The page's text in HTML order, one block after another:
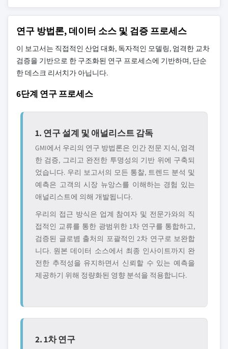
연구 방법론, 데이터 소스 및 검증 프로세스
이 보고서는 직접적인 산업 대화, 독자적인 모델링, 엄격한 교차
검증을 기반으로 한 구조화된 연구 프로세스에 기반하며, 단순
한 데스크 리서치가 아닙니다.
6단계 연구 프로세스
1. 연구 설계 및 애널리스트 감독
GMI에서 우리의 연구 방법론은 인간 전문 지식, 엄격
한 검증, 그리고 완전한 투명성의 기반 위에 구축되
었습니다. 우리 보고서의 모든 통찰, 트렌드 분석 및
예측은 고객의 시장 뉴앙스를 이해하는 경험 있는
애널리스트에 의해 개발됩니다.
우리의 접근 방식은 업계 참여자 및 전문가와의 직
접적인 교류를 통한 광범위한 1차 연구를 통합하고,
검증된 글로볌 출처의 포괄적인 2차 연구로 보완합
니다. 원본 데이터 소스에서 최종 인사이트까지 완
전한 추적성을 유지하면서 신뢰할 수 있는 예측을
제공하기 위해 정량화된 영향 분석을 적용합니다.
2. 1차 연구